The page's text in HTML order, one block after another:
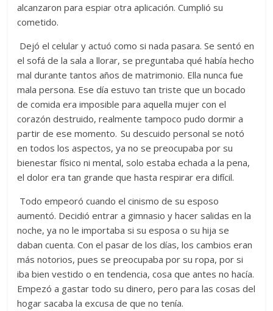
alcanzaron para espiar otra aplicación. Cumplió su
cometido.
Dejó el celular y actuó como si nada pasara. Se sentó en
el sofá de la sala a llorar, se preguntaba qué había hecho
mal durante tantos años de matrimonio. Ella nunca fue
mala persona. Ese día estuvo tan triste que un bocado
de comida era imposible para aquella mujer con el
corazón destruido, realmente tampoco pudo dormir a
partir de ese momento. Su descuido personal se notó
en todos los aspectos, ya no se preocupaba por su
bienestar físico ni mental, solo estaba echada a la pena,
el dolor era tan grande que hasta respirar era difícil.
Todo empeoró cuando el cinismo de su esposo
aumentó. Decidió entrar a gimnasio y hacer salidas en la
noche, ya no le importaba si su esposa o su hija se
daban cuenta. Con el pasar de los días, los cambios eran
más notorios, pues se preocupaba por su ropa, por si
iba bien vestido o en tendencia, cosa que antes no hacía.
Empezó a gastar todo su dinero, pero para las cosas del
hogar sacaba la excusa de que no tenía.